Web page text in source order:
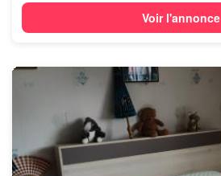
Voir l'annonce